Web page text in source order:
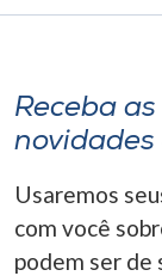
A-
Receba as
novidades
Usaremos
com você
podem ser de